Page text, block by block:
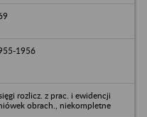
1956
rozlicz. z prac. i ewidencji
obrach., niekompletne